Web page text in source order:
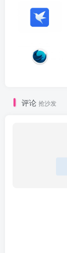
评论 抢沙发